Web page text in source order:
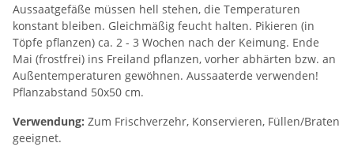
Aussaatgefäße müssen hell stehen, die Temperaturen
konstant bleiben. Gleichmäßig feucht halten. Pikieren (in
Töpfe pflanzen) ca. 2 - 3 Wochen nach der Keimung. Ende
Mai (frostfrei) ins Freiland pflanzen, vorher abhärten bzw. an
Außentemperaturen gewöhnen. Aussaaterde verwenden!
Pflanzabstand 50x50 cm.
Verwendung: Zum Frischverzehr, Konservieren, Füllen/Braten
geeignet.